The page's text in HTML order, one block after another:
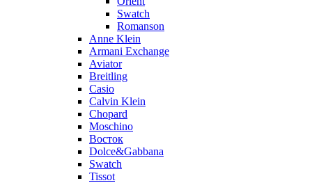
Swatch
Romanson
Anne Klein
Armani Exchange
Aviator
Breitling
Casio
Calvin Klein
Chopard
Moschino
Восток
Dolce&Gabbana
Swatch
Tissot